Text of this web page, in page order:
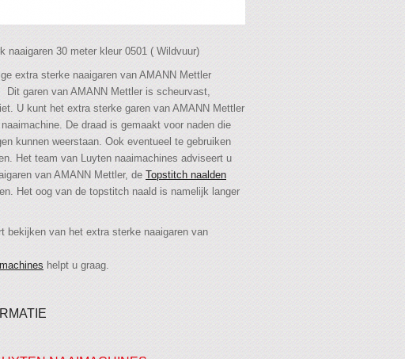
naaigaren 30 meter kleur 0501 ( Wildvuur)
extra sterke naaigaren van AMANN Mettler
garen van AMANN Mettler is scheurvast,
U kunt het extra sterke garen van AMANN Mettler
De draad is gemaakt voor naden die
kunnen weerstaan. Ook eventueel te gebruiken
Het team van Luyten naaimachines adviseert u
van AMANN Mettler, de Topstitch naalden
Het oog van de topstitch naald is namelijk langer
bekijken van het extra sterke naaigaren van
helpt u graag.